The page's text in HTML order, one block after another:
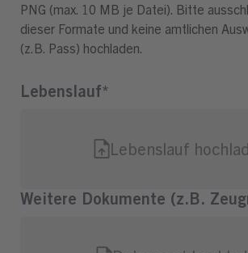
PNG (max. 10 MB je Datei). Bitte
dieser Formate und keine amtlichen
(z.B. Pass) hochladen.